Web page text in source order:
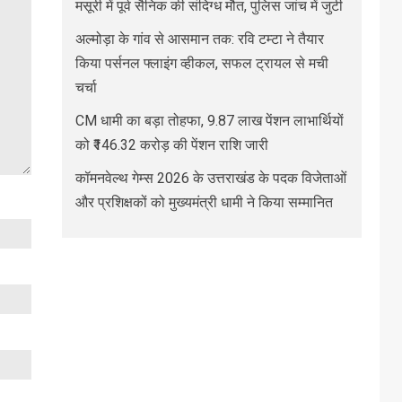
मसूरी में पूर्व सैनिक की संदिग्ध मौत, पुलिस जांच में जुटी
अल्मोड़ा के गांव से आसमान तक: रवि टम्टा ने तैयार
किया पर्सनल फ्लाइंग व्हीकल, सफल ट्रायल से मची
चर्चा
CM धामी का बड़ा तोहफा, 9.87 लाख पेंशन लाभार्थियों
को ₹146.32 करोड़ की पेंशन राशि जारी
कॉमनवेल्थ गेम्स 2026 के उत्तराखंड के पदक विजेताओं
और प्रशिक्षकों को मुख्यमंत्री धामी ने किया सम्मानित